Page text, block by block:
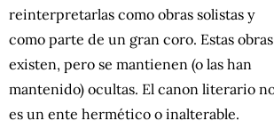
reinterpretarlas como obras solistas y
como parte de un gran coro. Estas obras
existen, pero se mantienen (o las han
mantenido) ocultas. El canon literario
es un ente hermético o inalterable.